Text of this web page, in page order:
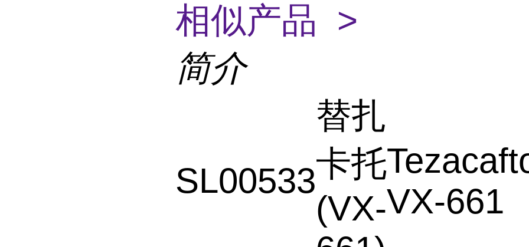
相似产品 >
简介
SL00533
替扎
卡托
(VX-VX-661